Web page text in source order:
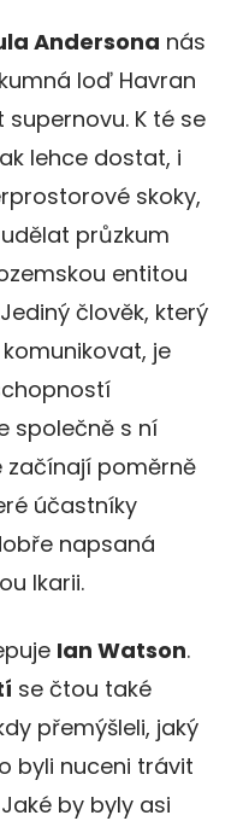
Andersona nás
loď Havran
K té se
lehce dostat, i
skoky,
průzkum
entitou
člověk, který
je
společně s ní
začínají poměrně
účastníky
napsaná
Ikarii.
Ian Watson.
se čtou také
přemýšleli, jaký
byli nuceni trávit
by byly asi